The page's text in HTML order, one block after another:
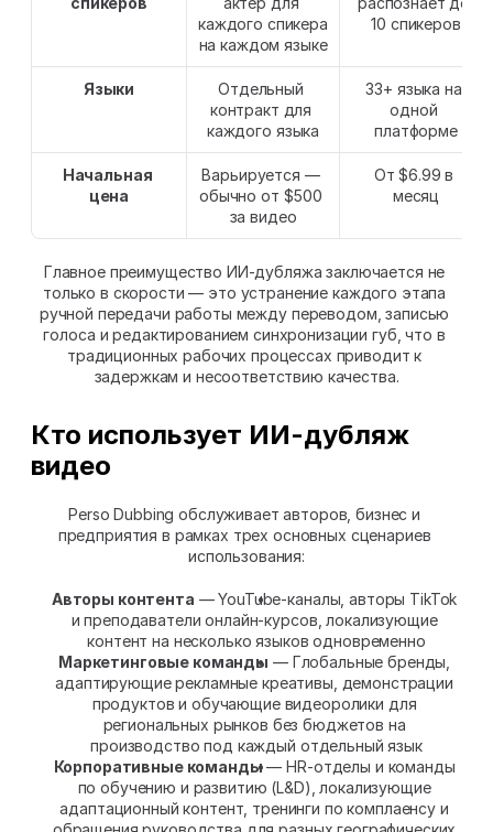
каждого спикера
на каждом языке
10 спикеров
Языки
Отдельный
контракт для
каждого языка
33+ языка на
одной
платформе
Начальная
цена
Варьируется —
обычно от $500
за видео
От $6.99 в
месяц
Главное преимущество ИИ-дубляжа заключается не
только в скорости — это устранение каждого этапа
ручной передачи работы между переводом, записью
голоса и редактированием синхронизации губ, что в
традиционных рабочих процессах приводит к
задержкам и несоответствию качества.
Кто использует ИИ-дубляж
видео
Perso Dubbing обслуживает авторов, бизнес и
предприятия в рамках трех основных сценариев
использования:
Авторы контента — YouTube-каналы, авторы TikTok
и преподаватели онлайн-курсов, локализующие
контент на несколько языков одновременно
Маркетинговые команды — Глобальные бренды,
адаптирующие рекламные креативы, демонстрации
продуктов и обучающие видеоролики для
региональных рынков без бюджетов на
производство под каждый отдельный язык
Корпоративные команды — HR-отделы и команды
по обучению и развитию (L&D), локализующие
адаптационный контент, тренинги по комплаенсу и